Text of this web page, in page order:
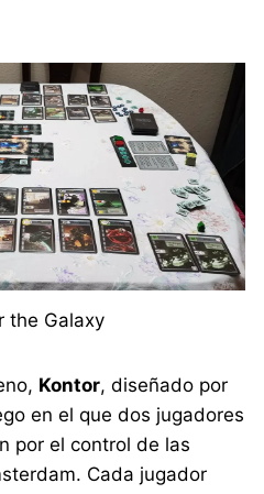
the Galaxy
Kontor, diseñado por
en el que dos jugadores
por el control de las
Cada jugador